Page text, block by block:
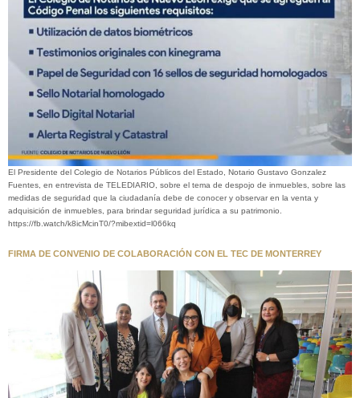
El Presidente del Colegio de Notarios Públicos del Estado, Notario Gustavo Gonzalez
Fuentes, en entrevista de TELEDIARIO, sobre el tema de despojo de inmuebles, sobre las
medidas de seguridad que la ciudadanía debe de conocer y observar en la venta y
adquisición de inmuebles, para brindar seguridad jurídica a su patrimonio.
https://fb.watch/k8icMcinT0/?mibextid=l066kq
FIRMA DE CONVENIO DE COLABORACIÓN CON EL TEC DE MONTERREY